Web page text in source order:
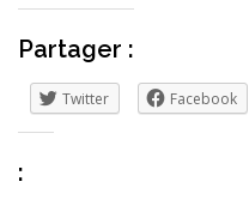
Partager :
Twitter Facebook
: